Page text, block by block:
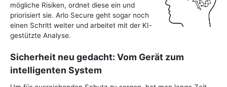
mögliche Risiken, ordnet diese ein und
priorisiert sie. Arlo Secure geht sogar noch
einen Schritt weiter und arbeitet mit der KI-
gestützte Analyse.
Sicherheit neu gedacht: Vom Gerät zum
intelligenten System